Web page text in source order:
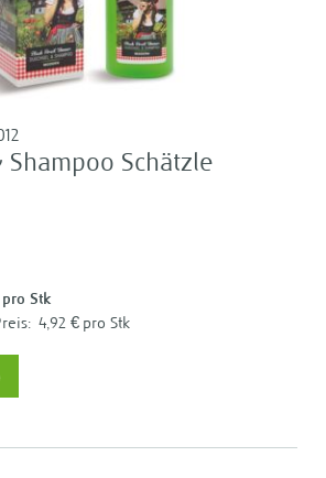
Shampoo Schätzle
pro Stk
4,92 € pro Stk